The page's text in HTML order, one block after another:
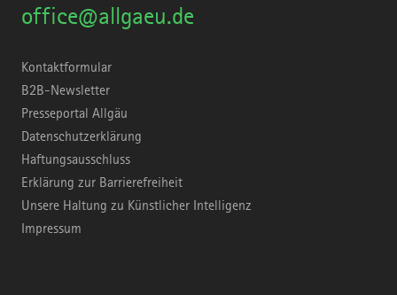
office@allgaeu.de
Kontaktformular
B2B-Newsletter
Presseportal Allgäu
Datenschutzerklärung
Haftungsausschluss
Erklärung zur Barrierefreiheit
Unsere Haltung zu Künstlicher Intelligenz
Impressum